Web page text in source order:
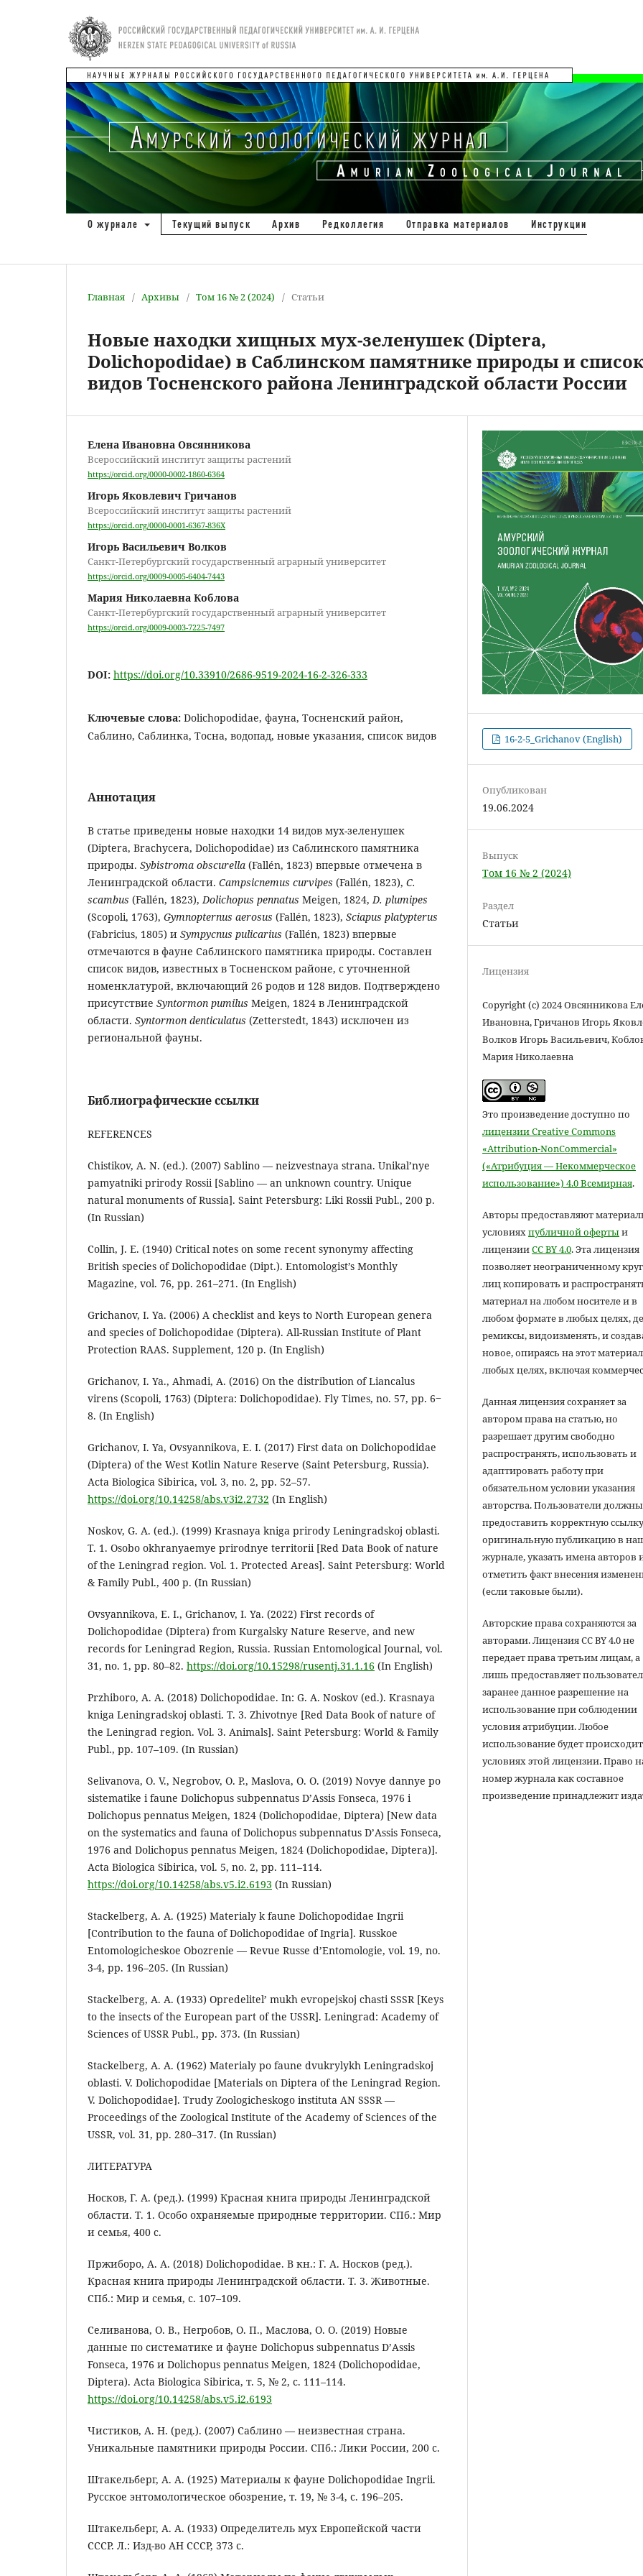
О журнале Текущий выпуск Архив Редколлегия Отправка материалов Инструкции
Главная / Архивы / Том 16 № 2 (2024) / Статьи
Новые находки хищных мух-зеленушек (Diptera,
Dolichopodidae) в Саблинском памятнике природы и список
видов Тосненского района Ленинградской области России
Елена Ивановна Овсянникова
Всероссийский институт защиты растений
https://orcid.org/0000-0002-1860-6364
Игорь Яковлевич Гричанов
Всероссийский институт защиты растений
https://orcid.org/0000-0001-6367-836X
Игорь Васильевич Волков
Санкт-Петербургский государственный аграрный университет
https://orcid.org/0009-0005-6404-7443
Мария Николаевна Коблова
Санкт-Петербургский государственный аграрный университет
https://orcid.org/0009-0003-7225-7497
DOI: https://doi.org/10.33910/2686-9519-2024-16-2-326-333
Ключевые слова: Dolichopodidae, фауна, Тосненский район,
Саблино, Саблинка, Тосна, водопад, новые указания, список видов
Аннотация
В статье приведены новые находки 14 видов мух-зеленушек
(Diptera, Brachycera, Dolichopodidae) из Саблинского памятника
природы. Sybistroma obscurella (Fallén, 1823) впервые отмечена в
Ленинградской области. Campsicnemus curvipes (Fallén, 1823), C.
scambus (Fallén, 1823), Dolichopus pennatus Meigen, 1824, D. plumipes
(Scopoli, 1763), Gymnopternus aerosus (Fallén, 1823), Sciapus platypterus
(Fabricius, 1805) и Sympycnus pulicarius (Fallén, 1823) впервые
отмечаются в фауне Саблинского памятника природы. Составлен
список видов, известных в Тосненском районе, с уточненной
номенклатурой, включающий 26 родов и 128 видов. Подтверждено
присутствие Syntormon pumilus Meigen, 1824 в Ленинградской
области. Syntormon denticulatus (Zetterstedt, 1843) исключен из
региональной фауны.
Библиографические ссылки
REFERENCES
Chistikov, A. N. (ed.). (2007) Sablino — neizvestnaya strana. Unikal’nye
pamyatniki prirody Rossii [Sablino — an unknown country. Unique
natural monuments of Russia]. Saint Petersburg: Liki Rossii Publ., 200 p.
(In Russian)
Collin, J. E. (1940) Critical notes on some recent synonymy affecting
British species of Dolichopodidae (Dipt.). Entomologist’s Monthly
Magazine, vol. 76, pp. 261–271. (In English)
Grichanov, I. Ya. (2006) A checklist and keys to North European genera
and species of Dolichopodidae (Diptera). All-Russian Institute of Plant
Protection RAAS. Supplement, 120 p. (In English)
Grichanov, I. Ya., Ahmadi, A. (2016) On the distribution of Liancalus
virens (Scopoli, 1763) (Diptera: Dolichopodidae). Fly Times, no. 57, pp. 6‒
8. (In English)
Grichanov, I. Ya, Ovsyannikova, E. I. (2017) First data on Dolichopodidae
(Diptera) of the West Kotlin Nature Reserve (Saint Petersburg, Russia).
Acta Biologica Sibirica, vol. 3, no. 2, pp. 52–57.
https://doi.org/10.14258/abs.v3i2.2732 (In English)
Noskov, G. A. (ed.). (1999) Krasnaya kniga prirody Leningradskoj oblasti.
T. 1. Osobo okhranyaemye prirodnye territorii [Red Data Book of nature
of the Leningrad region. Vol. 1. Protected Areas]. Saint Petersburg: World
& Family Publ., 400 p. (In Russian)
Ovsyannikova, E. I., Grichanov, I. Ya. (2022) First records of
Dolichopodidae (Diptera) from Kurgalsky Nature Reserve, and new
records for Leningrad Region, Russia. Russian Entomological Journal, vol.
31, no. 1, pp. 80–82. https://doi.org/10.15298/rusentj.31.1.16 (In English)
Przhiboro, A. A. (2018) Dolichopodidae. In: G. A. Noskov (ed.). Krasnaya
kniga Leningradskoj oblasti. T. 3. Zhivotnye [Red Data Book of nature of
the Leningrad region. Vol. 3. Animals]. Saint Petersburg: World & Family
Publ., pp. 107–109. (In Russian)
Selivanova, O. V., Negrobov, O. P., Maslova, O. O. (2019) Novye dannye po
sistematike i faune Dolichopus subpennatus D’Assis Fonseca, 1976 i
Dolichopus pennatus Meigen, 1824 (Dolichopodidae, Diptera) [New data
on the systematics and fauna of Dolichopus subpennatus D’Assis Fonseca,
1976 and Dolichopus pennatus Meigen, 1824 (Dolichopodidae, Diptera)].
Acta Biologica Sibirica, vol. 5, no. 2, pp. 111–114.
https://doi.org/10.14258/abs.v5.i2.6193 (In Russian)
Stackelberg, А. A. (1925) Materialy k faune Dolichopodidae Ingrii
[Contribution to the fauna of Dolichopodidae of Ingria]. Russkoe
Entomologicheskoe Obozrenie — Revue Russe d’Entomologie, vol. 19, no.
3-4, pp. 196–205. (In Russian)
Stackelberg, A. A. (1933) Opredelitel’ mukh evropejskoj chasti SSSR [Keys
to the insects of the European part of the USSR]. Leningrad: Academy of
Sciences of USSR Publ., pp. 373. (In Russian)
Stackelberg, A. A. (1962) Materialy po faune dvukrylykh Leningradskoj
oblasti. V. Dolichopodidae [Materials on Diptera of the Leningrad Region.
V. Dolichopodidae]. Trudy Zoologicheskogo instituta AN SSSR —
Proceedings of the Zoological Institute of the Academy of Sciences of the
USSR, vol. 31, pp. 280–317. (In Russian)
ЛИТЕРАТУРА
Носков, Г. А. (ред.). (1999) Красная книга природы Ленинградской
области. Т. 1. Особо охраняемые природные территории. СПб.: Мир
и семья, 400 с.
Пржиборо, А. А. (2018) Dolichopodidae. В кн.: Г. А. Носков (ред.).
Красная книга природы Ленинградской области. Т. 3. Животные.
СПб.: Мир и семья, с. 107–109.
Селиванова, О. В., Негробов, О. П., Маслова, О. О. (2019) Новые
данные по систематике и фауне Dolichopus subpennatus D’Assis
Fonseca, 1976 и Dolichopus pennatus Meigen, 1824 (Dolichopodidae,
Diptera). Acta Biologica Sibirica, т. 5, № 2, с. 111–114.
https://doi.org/10.14258/abs.v5.i2.6193
Чистиков, А. Н. (ред.). (2007) Саблино — неизвестная страна.
Уникальные памятники природы России. СПб.: Лики России, 200 с.
Штакельберг, А. А. (1925) Материалы к фауне Dolichopodidae Ingrii.
Русское энтомологическое обозрение, т. 19, № 3-4, с. 196–205.
Штакельберг, А. А. (1933) Определитель мух Европейской части
СССР. Л.: Изд-во АН СССР, 373 с.
16-2-5_Grichanov (English)
Опубликован
19.06.2024
Выпуск
Том 16 № 2 (2024)
Раздел
Статьи
Лицензия
Copyright (c) 2024 Овсянникова
Ивановна, Гричанов Игорь
Волков Игорь Васильевич,
Мария Николаевна
Это произведение доступно по
лицензии Creative Commons
«Attribution-NonCommercial»
(«Атрибуция — Некоммерческое
использование») 4.0 Всемирная.
Авторы предоставляют
условияхпубличной офертыи
лицензииCC BY 4.0. Эта лицензия
позволяет неограниченному
лиц копировать и
материал на любом носителе и в
любом формате в любых целях,
ремиксы, видоизменять, и
новое, опираясь на этот
любых целях, включая
Данная лицензия сохраняет за
автором права на статью, но
разрешает другим свободно
распространять, использовать и
адаптировать работу при
обязательном условии указания
авторства. Пользователи должны
предоставить корректную
оригинальную публикацию в
журнале, указать имена авторов
отметить факт внесения
(если таковые были).
Авторские права сохраняются за
авторами. Лицензия CC BY 4.0 не
передает права третьим лицам, а
лишь предоставляет
заранее данное разрешение на
использование при соблюдении
условия атрибуции. Любое
использование будет
условиях этой лицензии. Право
номер журнала как составное
произведение принадлежит